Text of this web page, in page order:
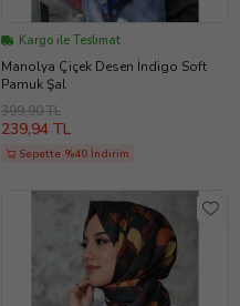
Kargo ile Teslimat
Manolya Çiçek Desen İndigo Soft
Pamuk Şal
399,90 TL
239,94 TL
Sepette %40 İndirim